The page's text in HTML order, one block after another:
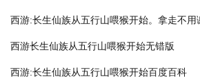
西游:长生仙族从五行山喂猴开始。拿走不用
西游长生仙族从五行山喂猴开始无错版
西游:长生仙族从五行山喂猴开始百度百科